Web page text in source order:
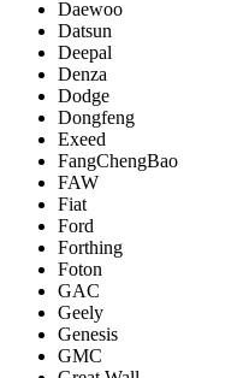
Daewoo
Datsun
Deepal
Denza
Dodge
Dongfeng
Exeed
FangChengBao
FAW
Fiat
Ford
Forthing
Foton
GAC
Geely
Genesis
GMC